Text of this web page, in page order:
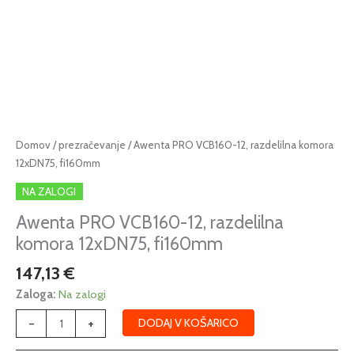
Domov/prezračevanje / Awenta PRO VCB160-12, razdelilna komora
12xDN75, fi160mm
NA ZALOGI
Awenta PRO VCB160-12, razdelilna
komora 12xDN75, fi160mm
147,13€
Zaloga: Na zalogi
-
Awenta
PRO
VCB160-
12,
razdelilna
komora
12xDN75,
fi160mm
količina
+ DODAJ V KOŠARICO